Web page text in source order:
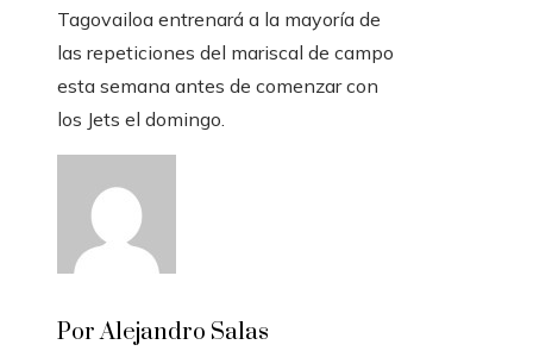
Tagovailoa entrenará a la mayoría de
las repeticiones del mariscal de campo
esta semana antes de comenzar con
los Jets el domingo.
Por Alejandro Salas